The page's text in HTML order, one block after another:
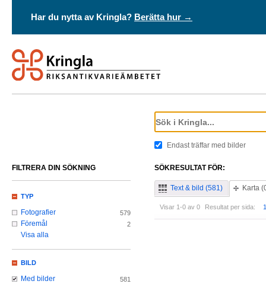
Har du nytta av Kringla? Berätta hur →
Endast träffar med bilder
SÖKRESULTAT FÖR:
Text & bild (581) Karta
Visar 1-0 av 0 Resultat per sida:
FILTRERA DIN SÖKNING
TYP
Fotografier 579
Föremål 2
Visa alla
BILD
Med bilder 581